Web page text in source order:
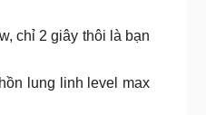
chỉ 2 giây thôi là bạn
lung linh level max